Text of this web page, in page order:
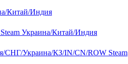
Китай/Индия
Украина/Китай/Индия
СНГ/Украина/КЗ/IN/CN/ROW Steam